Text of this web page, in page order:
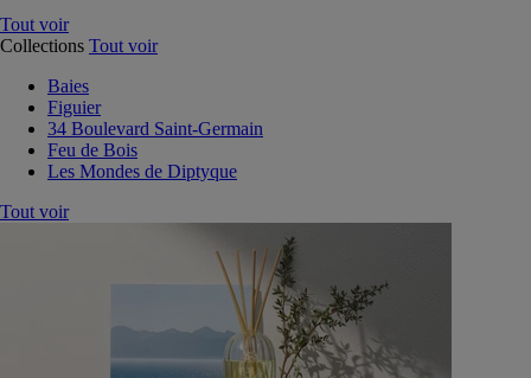
Tout voir
Collections Tout voir
Baies
Figuier
34 Boulevard Saint-Germain
Feu de Bois
Les Mondes de Diptyque
Tout voir